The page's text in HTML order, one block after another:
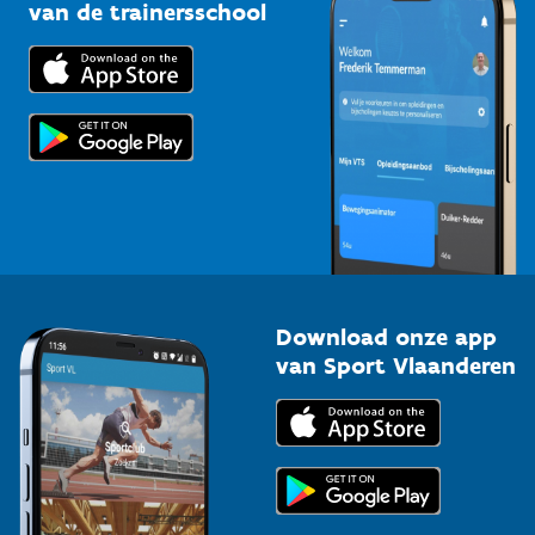
Trainers en begeleiders
Topsporters
Downloads
Voor de pers
van de trainersschool
Download onze app
van Sport Vlaanderen